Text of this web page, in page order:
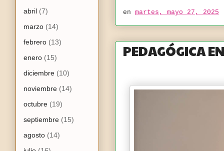
en martes, mayo 27, 2025
PEDAGÓGICA
abril (7)
marzo (14)
febrero (13)
enero (15)
diciembre (10)
noviembre (14)
octubre (19)
septiembre (15)
agosto (14)